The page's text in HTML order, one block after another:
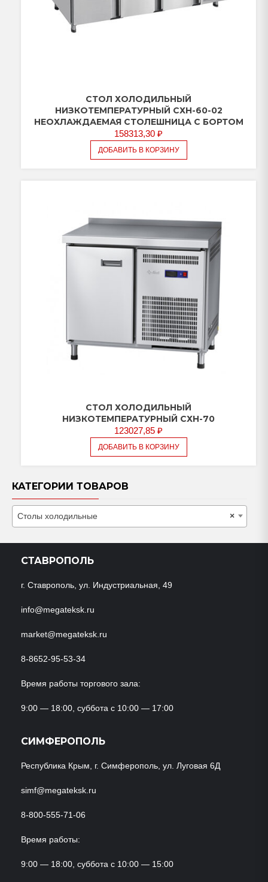
СТОЛ ХОЛОДИЛЬНЫЙ
НИЗКОТЕМПЕРАТУРНЫЙ СХН-60-02
НЕОХЛАЖДАЕМАЯ СТОЛЕШНИЦА С БОРТОМ
158313,30 ₽
ДОБАВИТЬ В КОРЗИНУ
СТОЛ ХОЛОДИЛЬНЫЙ
НИЗКОТЕМПЕРАТУРНЫЙ СХН-70
123027,85 ₽
ДОБАВИТЬ В КОРЗИНУ
КАТЕГОРИИ ТОВАРОВ
×
Столы холодильные
СТАВРОПОЛЬ
г. Ставрополь, ул. Индустриальная, 49
info@megateksk.ru
market@megateksk.ru
8-8652-95-53-34
Время работы торгового зала:
9:00 — 18:00, суббота с 10:00 — 17:00
СИМФЕРОПОЛЬ
Республика Крым, г. Симферополь, ул. Луговая 6Д
simf@megateksk.ru
8-800-555-71-06
Время работы:
9:00 — 18:00, суббота с 10:00 — 15:00